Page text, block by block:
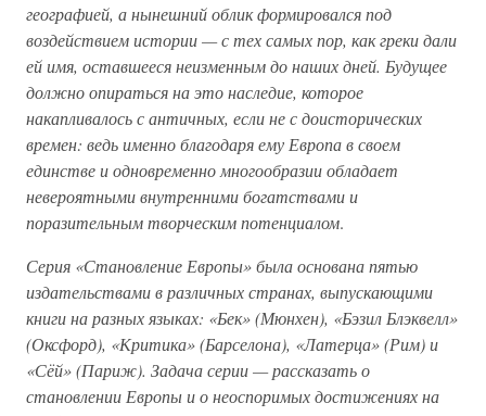
географией, а нынешний облик формировался под
воздействием истории — с тех самых пор, как греки дали
ей имя, оставшееся неизменным до наших дней. Будущее
должно опираться на это наследие, которое
накапливалось с античных, если не с доисторических
времен: ведь именно благодаря ему Европа в своем
единстве и одновременно многообразии обладает
невероятными внутренними богатствами и
поразительным творческим потенциалом.
Серия «Становление Европы» была основана пятью
издательствами в различных странах, выпускающими
книги на разных языках: «Бек» (Мюнхен), «Бэзил Блэквелл»
(Оксфорд), «Критика» (Барселона), «Латерца» (Рим) и
«Сёй» (Париж). Задача серии — рассказать о
становлении Европы и о неоспоримых достижениях на